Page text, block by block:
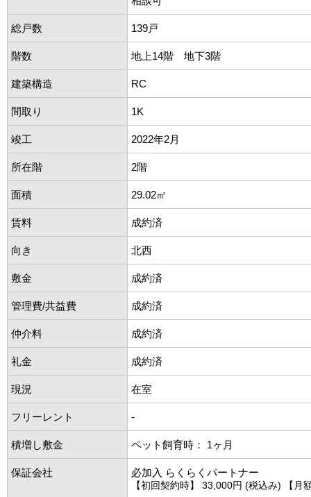
総戸数 139戸
階数 地上14階 地下3階
建築構造 RC
間取り 1K
竣工 2022年2月
所在階 2階
面積 29.02㎡
賃料 成約済
向き 北西
敷金 成約済
管理費/共益費 成約済
仲介料 成約済
礼金 成約済
現況 在室
フリーレント -
積増し敷金 ペット飼育時： 1ヶ月
保証会社 必加入 らくらくパートナー
【初回契約時】 33,000円 (税込み) 【月